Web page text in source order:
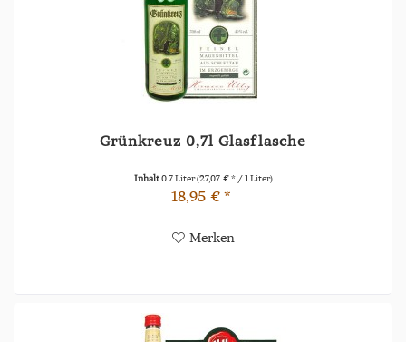
Grünkreuz 0,7l Glasflasche
Inhalt0.7 Liter(27,07 € * / 1 Liter)
18,95 € *
Merken